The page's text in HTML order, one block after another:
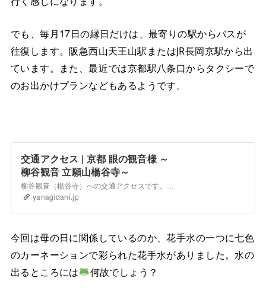
でも、毎月17日の縁日だけは、最寄りの駅からバスが
往復します。 阪急西山天王山駅またはJR長岡京駅から出
ています。また、最近では京都駅八条口からタクシーで
のお出かけプランなどもあるようです。
交通アクセス | 京都 眼の観音様 ～
柳谷観音 立願山楊谷寺～
yanagidani.jp
今回は母の日に関係しているのか、花手水の一つに七色
のカーネーションで彩られた花手水がありました。水の
出るところには
何故でしょう？